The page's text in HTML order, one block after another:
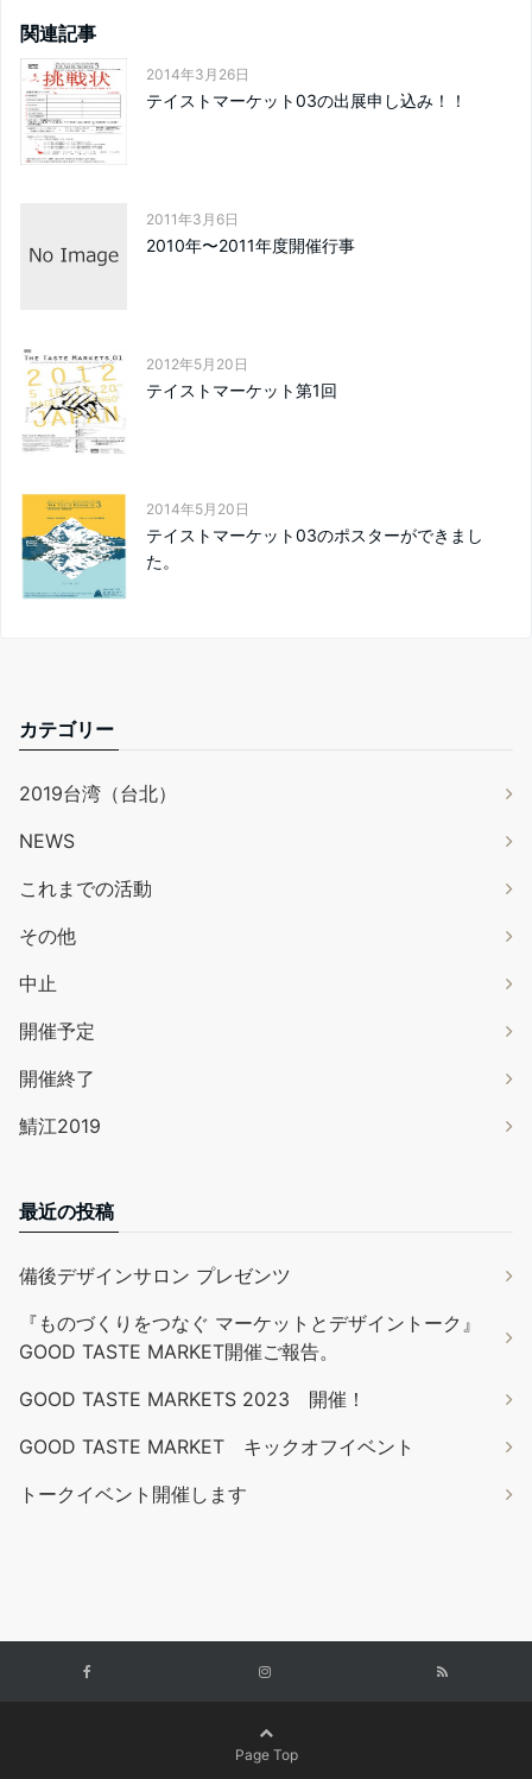
関連記事
2014年3月26日
テイストマーケット03の出展申し込み！！
2011年3月6日
2010年〜2011年度開催行事
2012年5月20日
テイストマーケット第1回
2014年5月20日
テイストマーケット03のポスターができまし
た。
カテゴリー
2019台湾（台北）
NEWS
これまでの活動
その他
中止
開催予定
開催終了
鯖江2019
最近の投稿
備後デザインサロン プレゼンツ
『ものづくりをつなぐ マーケットとデザイントーク』
GOOD TASTE MARKET開催ご報告。
GOOD TASTE MARKETS 2023 開催！
GOOD TASTE MARKET キックオフイベント
トークイベント開催します
Page Top